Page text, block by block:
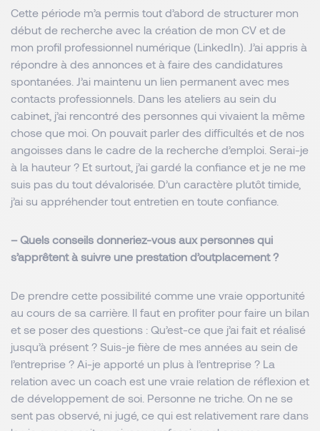
Cette période m’a permis tout d’abord de structurer mon
début de recherche avec la création de mon CV et de
mon profil professionnel numérique (LinkedIn). J’ai appris à
répondre à des annonces et à faire des candidatures
spontanées. J’ai maintenu un lien permanent avec mes
contacts professionnels. Dans les ateliers au sein du
cabinet, j’ai rencontré des personnes qui vivaient la même
chose que moi. On pouvait parler des difficultés et de nos
angoisses dans le cadre de la recherche d’emploi. Serai-je
à la hauteur ? Et surtout, j’ai gardé la confiance et je ne me
suis pas du tout dévalorisée. D’un caractère plutôt timide,
j’ai su appréhender tout entretien en toute confiance.
– Quels conseils donneriez-vous aux personnes qui
s’apprêtent à suivre une prestation d’outplacement ?
De prendre cette possibilité comme une vraie opportunité
au cours de sa carrière. Il faut en profiter pour faire un bilan
et se poser des questions : Qu’est-ce que j’ai fait et réalisé
jusqu’à présent ? Suis-je fière de mes années au sein de
l’entreprise ? Ai-je apporté un plus à l’entreprise ? La
relation avec un coach est une vraie relation de réflexion et
de développement de soi. Personne ne triche. On ne se
sent pas observé, ni jugé, ce qui est relativement rare dans